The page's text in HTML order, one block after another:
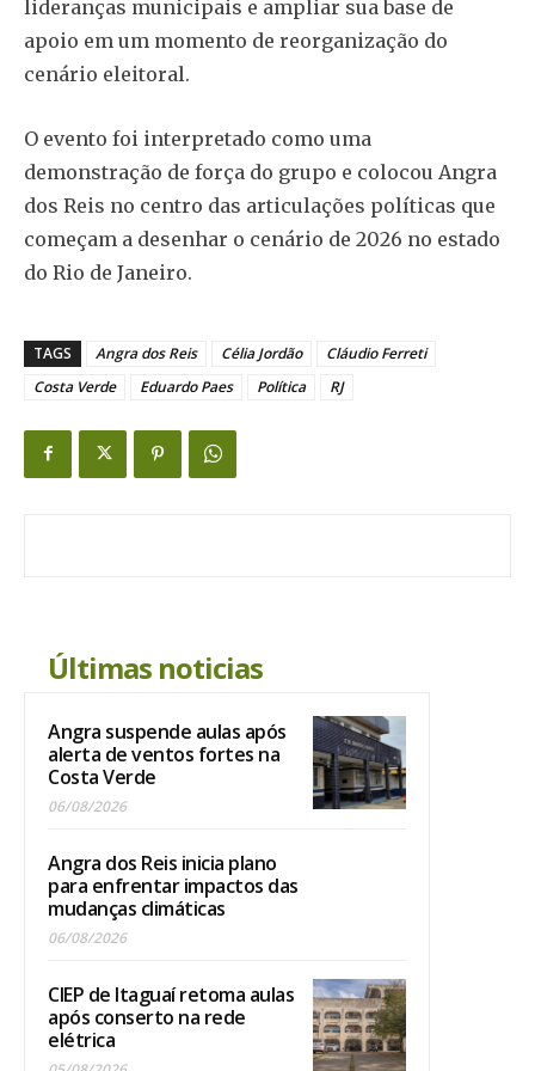
lideranças municipais e ampliar sua base de
apoio em um momento de reorganização do
cenário eleitoral.
O evento foi interpretado como uma
demonstração de força do grupo e colocou Angra
dos Reis no centro das articulações políticas que
começam a desenhar o cenário de 2026 no estado
do Rio de Janeiro.
TAGS Angra dos Reis Célia Jordão
Cláudio Ferreti
Costa Verde
Eduardo Paes Política RJ
Últimas noticias
Angra suspende aulas após
alerta de ventos fortes na
Costa Verde
06/08/2026
Angra dos Reis inicia plano
para enfrentar impactos das
mudanças climáticas
06/08/2026
CIEP de Itaguaí retoma aulas
após conserto na rede
elétrica